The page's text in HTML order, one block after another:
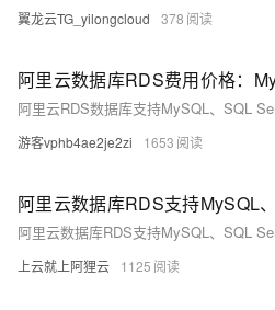
翼龙云TG_yilongcloud 378
游客vphb4ae2je2zi 1653
上云就上阿狸云 1125